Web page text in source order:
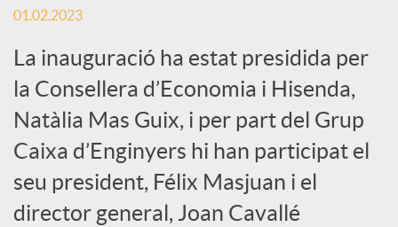
s
S
o
c
01.02.2023
La inauguració ha estat presidida per
la Consellera d’Economia i Hisenda,
Natàlia Mas Guix, i per part del Grup
Caixa d’Enginyers hi han participat el
seu president, Félix Masjuan i el
director general, Joan Cavallé